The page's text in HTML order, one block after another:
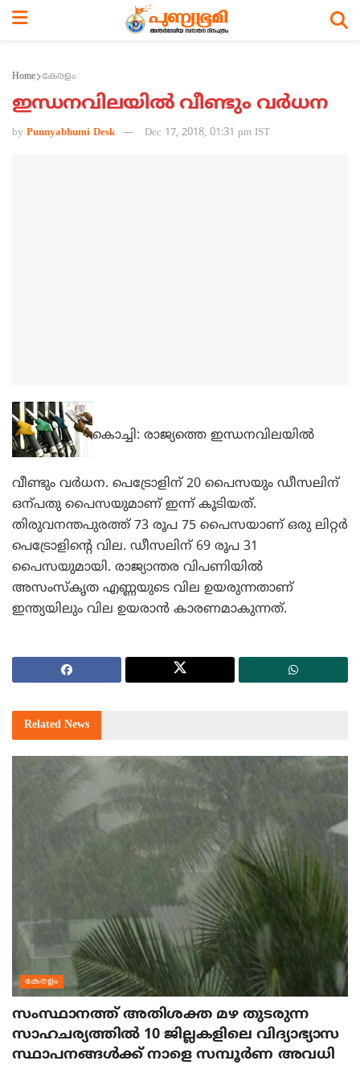
Home കേരളം
ഇന്ധനവിലയില്‍ വീണ്ടും വര്‍ധന
by Punnyabhumi Desk Dec 17, 2018, 01:31 pm IST
കൊച്ചി: രാജ്യത്തെ ഇന്ധനവിലയില്‍
വീണ്ടും വര്‍ധന. പെട്രോളിന് 20 പൈസയും ഡീസലിന്
ഒന്പതു പൈസയുമാണ് ഇന്ന് കൂടിയത്.
തിരുവനന്തപുരത്ത് 73 രൂപ 75 പൈസയാണ് ഒരു ലിറ്റര്‍
പെട്രോളിന്റെ വില. ഡീസലിന് 69 രൂപ 31
പൈസയുമായി. രാജ്യാന്തര വിപണിയില്‍
അസംസ്‌കൃത എണ്ണയുടെ വില ഉയരുന്നതാണ്
ഇന്ത്യയിലും വില ഉയരാന്‍ കാരണമാകുന്നത്.
Related News
കേരളം
സംസ്ഥാനത്ത് അതിശക്ത മഴ തുടരുന്ന
സാഹചര്യത്തിൽ 10 ജില്ലകളിലെ വിദ്യാഭ്യാസ
സ്ഥാപനങ്ങൾക്ക് നാളെ സമ്പൂർണ അവധി